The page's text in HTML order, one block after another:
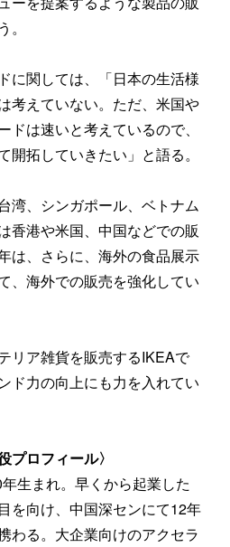
に関しては、「日本の生活様
考えていない。ただ、米国や
は速いと考えているので、
開拓していきたい」と語る。
湾、シンガポール、ベトナム
香港や米国、中国などでの販
は、さらに、海外の食品展示
、海外での販売を強化してい
リア雑貨を販売するIKEAで
ド力の向上にも力を入れてい
プロフィール〉
生まれ。早くから起業した
を向け、中国深センにて12年
わる。大企業向けのアクセラ